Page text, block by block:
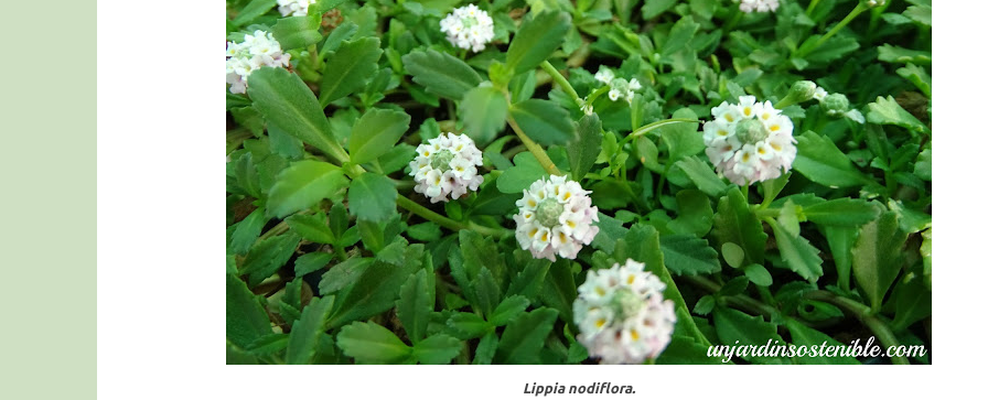
Lippia nodiflora.